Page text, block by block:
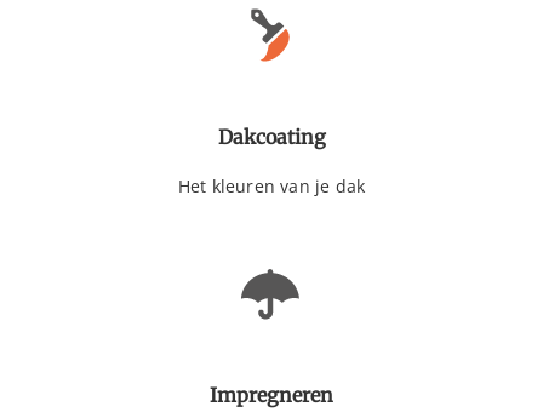
Dakcoating
Het kleuren van je dak
Impregneren